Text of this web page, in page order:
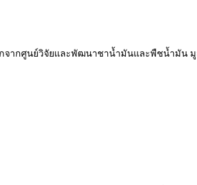
กจากศูนย์วิจัยและพัฒนาชาน้ำมันและพืชน้ำมั